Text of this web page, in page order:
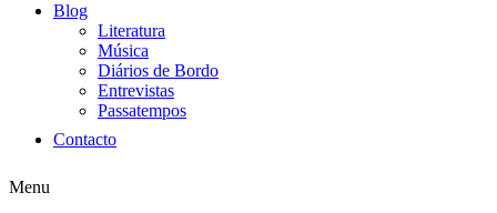
Blog
Literatura
Música
Diários de Bordo
Entrevistas
Passatempos
Contacto
Menu